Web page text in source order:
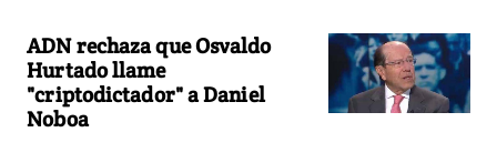
ADN rechaza que Osvaldo
Hurtado llame
"criptodictador" a Daniel
Noboa